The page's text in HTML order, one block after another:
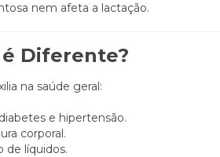
nem afeta a lactação.
Diferente?
na saúde geral:
e hipertensão.
corporal.
de líquidos.